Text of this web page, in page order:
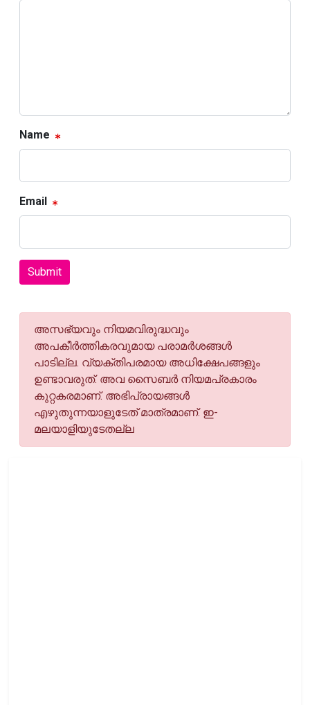
Name
Email
Submit
അസഭ്യവും നിയമവിരുദ്ധവും
അപകീര്‍ത്തികരവുമായ പരാമര്‍ശങ്ങള്‍
പാടില്ല. വ്യക്തിപരമായ അധിക്ഷേപങ്ങളും
ഉണ്ടാവരുത്. അവ സൈബര്‍ നിയമപ്രകാരം
കുറ്റകരമാണ്. അഭിപ്രായങ്ങള്‍
എഴുതുന്നയാളുടേത് മാത്രമാണ്. ഇ-
മലയാളിയുടേതല്ല